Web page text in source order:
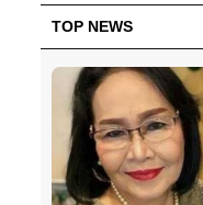
TOP NEWS